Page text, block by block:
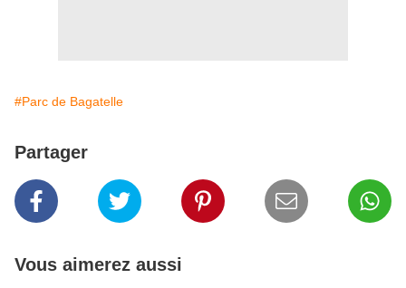
#Parc de Bagatelle
Partager
Vous aimerez aussi